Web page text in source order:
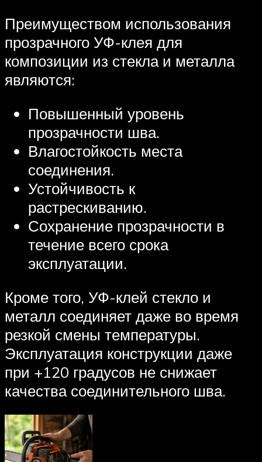
Преимуществом использования
прозрачного УФ-клея для
композиции из стекла и металла
являются:
Повышенный уровень
прозрачности шва.
Влагостойкость места
соединения.
Устойчивость к
растрескиванию.
Сохранение прозрачности в
течение всего срока
эксплуатации.
Кроме того, УФ-клей стекло и
металл соединяет даже во время
резкой смены температуры.
Эксплуатация конструкции даже
при +120 градусов не снижает
качества соединительного шва.